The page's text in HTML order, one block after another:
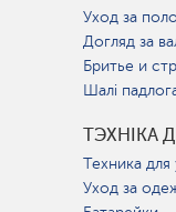
Уход за
Догляд за
Бритье и
Шалі
ТЭХНІКА
Техника для
Уход за